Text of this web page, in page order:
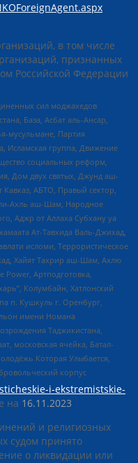
в том числе
признанных
Российской Федерации
сил моджахедов
База, Асбат аль-Ансар,
мусульмане, Партия
Исламская группа, Движение
социальных реформ,
Дом двух святых, Джунд аш-
АБТО, Правый сектор,
ли-Ахль аш-Шам, Народное
Аджр от Аллаха Субхану уа
Ат-Тавхида Валь-Джихад,
исломи, Террористическое
Хайят Тахрир аш-Шам, Ахлю
Артподготовка,
Колумбайн, Хатлонский
п. Кушкуль г. Оренбург,
имени Номана
Таджикистана,
московская ячейка, Батал-
Которая Улыбается,
корпус
i-ekstremistskie-
на 16.11.2023
и религиозных
судом принято
о ликвидации или